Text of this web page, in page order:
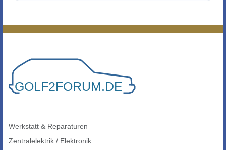
Werkstatt & Reparaturen
Zentralelektrik / Elektronik